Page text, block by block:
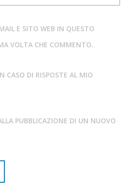
E SITO WEB IN QUESTO
VOLTA CHE COMMENTO.
CASO DI RISPOSTE AL MIO
PUBBLICAZIONE DI UN NUOVO